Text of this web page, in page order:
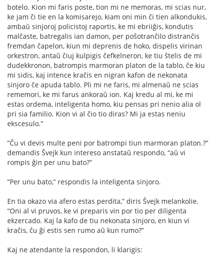
botelo. Kion mi faris poste, tion mi ne memoras, mi scias nur,
ke jam ĉi tie en la komisarejo, kiam oni min ĉi tien alkondukis,
ambaŭ sinjoroj policistoj raportis, ke mi ebriiĝis, kondutis
malĉaste, batregalis ian damon, per poŝotranĉilo distranĉis
fremdan ĉapelon, kiun mi deprenis de hoko, dispelis virinan
orkestron, antaŭ ĉiuj kulpigis ĉefkelneron, ke tiu ŝtelis de mi
dudekkronon, batrompis marmoran platon de la tablo, ĉe kiu
mi sidis, kaj intence kraĉis en nigran kafon de nekonata
sinjoro ĉe apuda tablo. Pli mi ne faris, mi almenaŭ ne scias
rememori, ke mi farus ankoraŭ ion. Kaj kredu al mi, ke mi
estas ordema, inteligenta homo, kiu pensas pri nenio alia ol
pri sia familio. Kion vi al ĉio tio diras? Mi ja estas neniu
ekscesulo.”
”Ĉu vi devis multe peni por batrompi tiun marmoran platon.?”
demandis Ŝvejk kun intereso anstataŭ respondo, “aŭ vi
rompis ĝin per unu bato?”
“Per unu bato,” respondis la inteligenta sinjoro.
En tia okazo via afero estas perdita,” diris Ŝvejk melankolie.
“Oni al vi pruvos, ke vi preparis vin por tio per diligenta
ekzercado. Kaj la kafo de tiu nekonata sinjoro, en kiun vi
kraĉis, ĉu ĝi estis sen rumo aŭ kun rumo?”
Kaj ne atendante la respondon, li klarigis: